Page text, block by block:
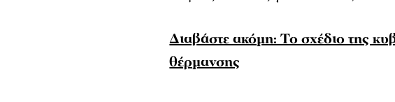
Διαβάστε ακόμη: To σχέδιο της
θέρμανσης